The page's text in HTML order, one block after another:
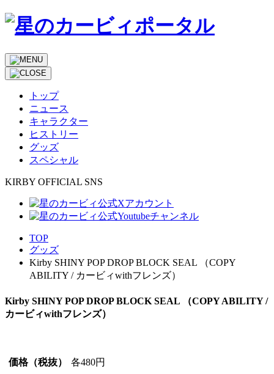
トップ
ニュース
キャラクター
ヒストリー
グッズ
スペシャル
KIRBY OFFICIAL SNS
TOP
グッズ
Kirby SHINY POP DROP BLOCK SEAL （COPY
ABILITY / カービィwithフレンズ）
Kirby SHINY POP DROP BLOCK SEAL （COPY ABILITY /
カービィwithフレンズ）
価格（税抜） 各480円